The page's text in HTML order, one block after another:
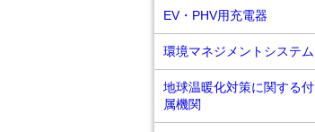
EV・PHV用充電器
環境マネジメントシステム
地球温暖化対策に関する付
属機関